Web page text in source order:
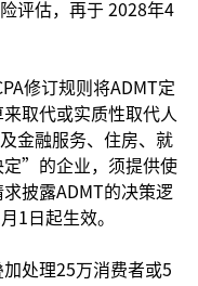
评估，再于 2028年4
修订规则将ADMT定
取代或实质性取代人
金融服务、住房、就
”的企业，须提供使
披露ADMT的决策逻
1日起生效。
处理25万消费者或5